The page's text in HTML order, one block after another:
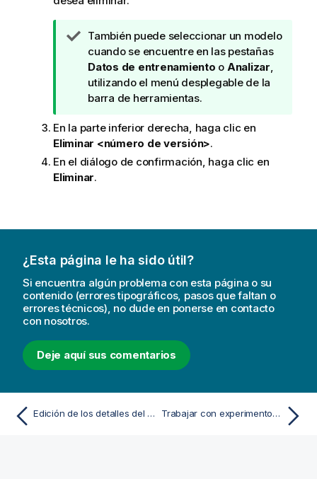
N
o
t
a
d
s
u
g
e
También puede seleccionar un modelo
cuando se encuentre en las pestañas
Datos de entrenamiento o Analizar,
utilizando el menú desplegable de la
barra de herramientas.
En la parte inferior derecha, haga clic en
Eliminar <número de versión>.
En el diálogo de confirmación, haga clic en
Eliminar.
¿Esta página le ha sido útil?
Si encuentra algún problema con esta página o su
contenido (errores tipográficos, pasos que faltan o
errores técnicos), no dude en ponerse en contacto
con nosotros.
Deje aquí sus comentarios
Edición de los detalles del modelo Trabajar con experimentos de series temporales